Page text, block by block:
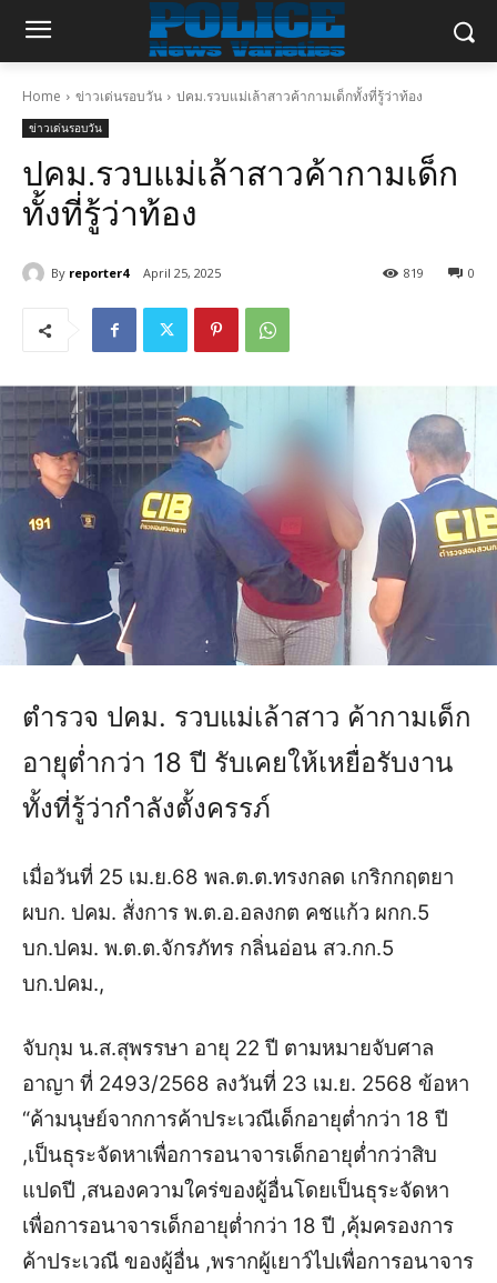
Home ข่าวเด่นรอบวัน ปคม.รวบแม่เล้าสาวค้ากามเด็กทั้งที่รู้ว่าท้อง
ข่าวเด่นรอบวัน
ปคม.รวบแม่เล้าสาวค้ากามเด็ก
ทั้งที่รู้ว่าท้อง
By reporter4 April 25, 2025 0
819
ตำรวจ ปคม. รวบแม่เล้าสาว ค้ากามเด็ก
อายุต่ำกว่า 18 ปี รับเคยให้เหยื่อรับงาน
ทั้งที่รู้ว่ากำลังตั้งครรภ์
เมื่อวันที่ 25 เม.ย.68 พล.ต.ต.ทรงกลด เกริกกฤตยา
ผบก. ปคม. สั่งการ พ.ต.อ.อลงกต คชแก้ว ผกก.5
บก.ปคม. พ.ต.ต.จักรภัทร กลิ่นอ่อน สว.กก.5
บก.ปคม.,
จับกุม น.ส.สุพรรษา อายุ 22 ปี ตามหมายจับศาล
อาญา ที่ 2493/2568 ลงวันที่ 23 เม.ย. 2568 ข้อหา
“ค้ามนุษย์จากการค้าประเวณีเด็กอายุต่ำกว่า 18 ปี
,เป็นธุระจัดหาเพื่อการอนาจารเด็กอายุต่ำกว่าสิบ
แปดปี ,สนองความใคร่ของผู้อื่นโดยเป็นธุระจัดหา
เพื่อการอนาจารเด็กอายุต่ำกว่า 18 ปี ,คุ้มครองการ
ค้าประเวณี ของผู้อื่น ,พรากผู้เยาว์ไปเพื่อการอนาจาร